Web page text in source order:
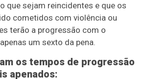
que sejam reincidentes e que os
cometidos com violência ou
terão a progressão com o
um sexto da pena.
os tempos de progressão
apenados: